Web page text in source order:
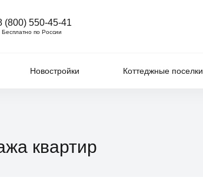
(800) 550-45-41
Бесплатно по России
Новостройки Коттеджные поселки
квартир